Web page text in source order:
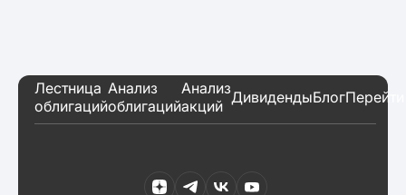
Лестница
облигаций
Анализ
облигаций
Анализ
акций ДивидендыБлог